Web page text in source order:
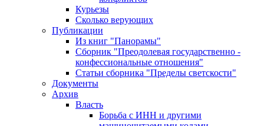
Курьезы
Сколько верующих
Публикации
Из книг "Панорамы"
Сборник "Преодолевая государственно -
конфессиональные отношения"
Статьи сборника "Пределы светскости"
Документы
Архив
Власть
Борьба с ИНН и другими